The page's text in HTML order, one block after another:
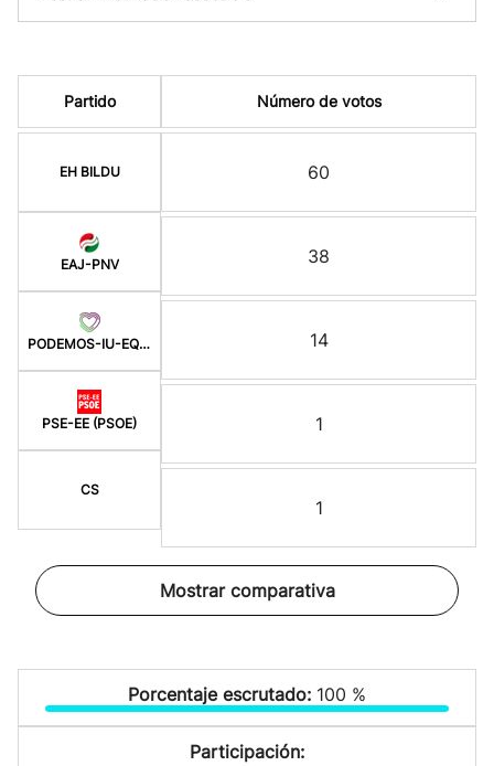
Partido
EH BILDU
EAJ-PNV
PODEMOS-IU-EQUO BERD
PSE-EE (PSOE)
CS
Número de votos
60
38
14
1
1
Mostrar comparativa
Porcentaje escrutado: 100 %
Participación: